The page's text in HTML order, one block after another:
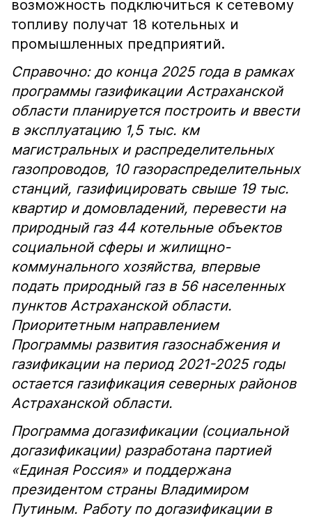
возможность подключиться к сетевому
топливу получат 18 котельных и
промышленных предприятий.
Справочно: до конца 2025 года в рамках
программы газификации Астраханской
области планируется построить и ввести
в эксплуатацию 1,5 тыс. км
магистральных и распределительных
газопроводов, 10 газораспределительных
станций, газифицировать свыше 19 тыс.
квартир и домовладений, перевести на
природный газ 44 котельные объектов
социальной сферы и жилищно-
коммунального хозяйства, впервые
подать природный газ в 56 населенных
пунктов Астраханской области.
Приоритетным направлением
Программы развития газоснабжения и
газификации на период 2021-2025 годы
остается газификация северных районов
Астраханской области.
Программа догазификации (социальной
догазификации) разработана партией
«Единая Россия» и поддержана
президентом страны Владимиром
Путиным. Работу по догазификации в